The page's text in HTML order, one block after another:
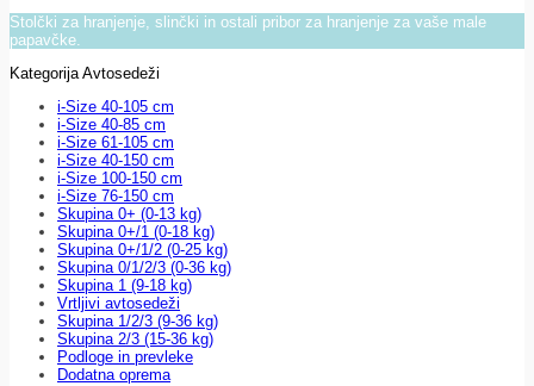
Stolčki za hranjenje, slinčki in ostali pribor za hranjenje za vaše male
papavčke.
Kategorija Avtosedeži
i-Size 40-105 cm
i-Size 40-85 cm
i-Size 61-105 cm
i-Size 40-150 cm
i-Size 100-150 cm
i-Size 76-150 cm
Skupina 0+ (0-13 kg)
Skupina 0+/1 (0-18 kg)
Skupina 0+/1/2 (0-25 kg)
Skupina 0/1/2/3 (0-36 kg)
Skupina 1 (9-18 kg)
Vrtljivi avtosedeži
Skupina 1/2/3 (9-36 kg)
Skupina 2/3 (15-36 kg)
Podloge in prevleke
Dodatna oprema